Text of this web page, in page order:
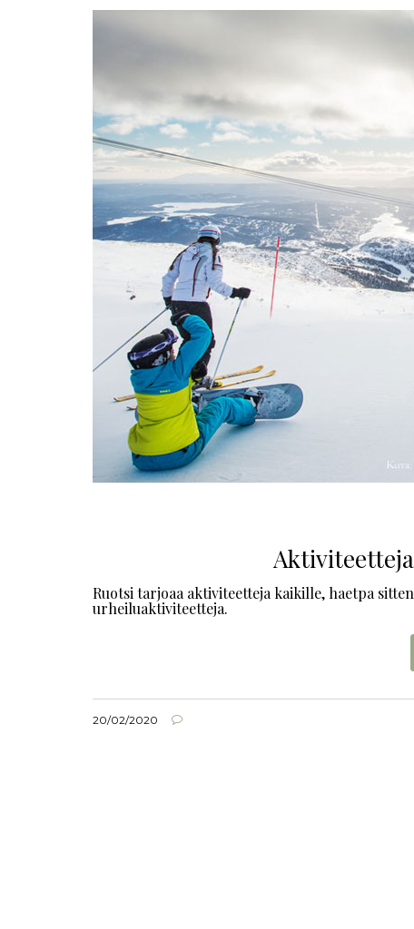
Ruotsi tarjoaa aktiviteetteja kaikille, haetpa
urheiluaktiviteetteja.
20/02/2020
ETELÄ-RUOTSI
PERHEIDEN JA SATUJEN RUOTSI